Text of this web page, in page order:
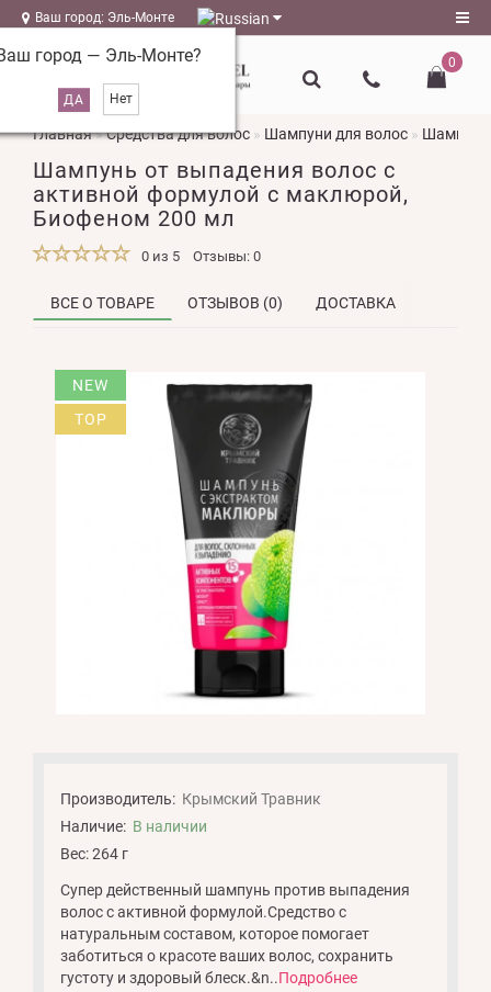
Ваш город: Эль-Монте
город — Эль-Монте?
Регистрация
Авторизация
magazin@l-
naturel.ru
0
Главная Средства для волос Шампуни для волос Шампунь
Шампунь от выпадения волос с
активной формулой с маклюрой,
Биофеном 200 мл
0 из 5 Отзывы: 0
ВСЕ О ТОВАРЕ ОТЗЫВОВ (0) ДОСТАВКА
NEW
TOP
Производитель: Крымский Травник
Наличие: В наличии
Вес: 264 г
Супер действенный шампунь против выпадения
волос с активной формулой.Средство с
натуральным составом, которое помогает
заботиться о красоте ваших волос, сохранить
густоту и здоровый блеск.&n..Подробнее